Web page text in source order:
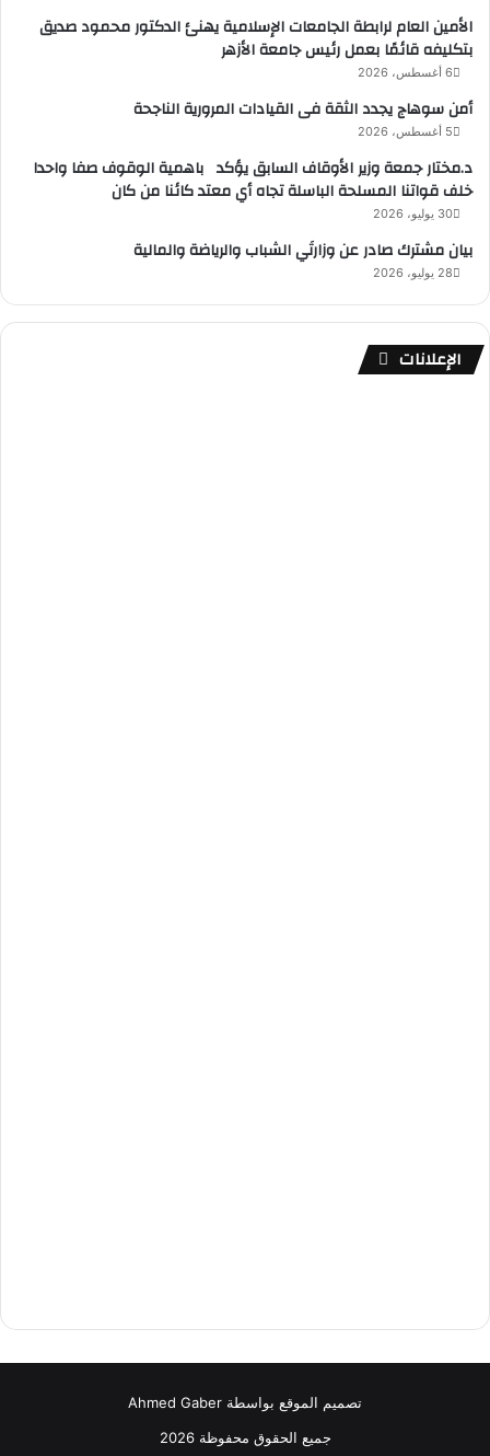
الأمين العام لرابطة الجامعات الإسلامية يهنئ الدكتور محمود صديق
بتكليفه قائمًا بعمل رئيس جامعة الأزهر
6 أغسطس، 2026
أمن سوهاج يجدد الثقة فى القيادات المرورية الناجحة
5 أغسطس، 2026
د.مختار جمعة وزير الأوقاف السابق يؤكد باهمية الوقوف صفا واحدا
خلف قواتنا المسلحة الباسلة تجاه أي معتد كائنا من كان
30 يوليو، 2026
بيان مشترك صادر عن وزارتَي الشباب والرياضة والمالية
28 يوليو، 2026
الإعلانات
تصميم الموقع بواسطة Ahmed Gaber
جميع الحقوق محفوظة 2026